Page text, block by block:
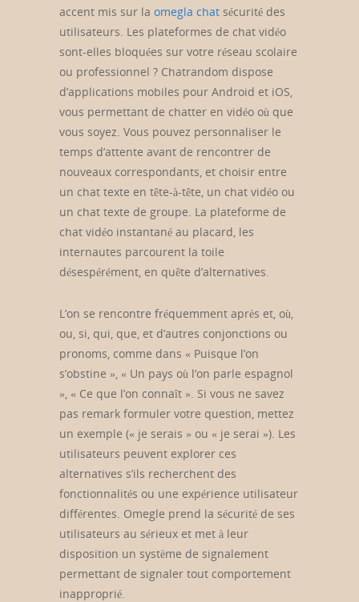
accent mis sur la omegla chat sécurité des
utilisateurs. Les plateformes de chat vidéo
sont-elles bloquées sur votre réseau scolaire
ou professionnel ? Chatrandom dispose
d’applications mobiles pour Android et iOS,
vous permettant de chatter en vidéo où que
vous soyez. Vous pouvez personnaliser le
temps d’attente avant de rencontrer de
nouveaux correspondants, et choisir entre
un chat texte en tête-à-tête, un chat vidéo ou
un chat texte de groupe. La plateforme de
chat vidéo instantané au placard, les
internautes parcourent la toile
désespérément, en quête d’alternatives.
L’on se rencontre fréquemment après et, où,
ou, si, qui, que, et d’autres conjonctions ou
pronoms, comme dans « Puisque l’on
s’obstine », « Un pays où l’on parle espagnol
», « Ce que l’on connaît ». Si vous ne savez
pas remark formuler votre question, mettez
un exemple (« je serais » ou « je serai »). Les
utilisateurs peuvent explorer ces
alternatives s’ils recherchent des
fonctionnalités ou une expérience utilisateur
différentes. Omegle prend la sécurité de ses
utilisateurs au sérieux et met à leur
disposition un système de signalement
permettant de signaler tout comportement
inapproprié.